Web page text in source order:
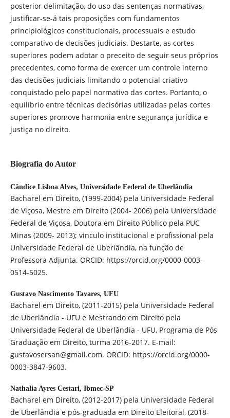
posterior delimitação, do uso das sentenças normativas,
justificar-se-á tais proposições com fundamentos
principiológicos constitucionais, processuais e estudo
comparativo de decisões judiciais. Destarte, as cortes
superiores podem adotar o preceito de seguir seus próprios
precedentes, como forma de exercer um controle interno
das decisões judiciais limitando o potencial criativo
conquistado pelo papel normativo das cortes. Portanto, o
equilíbrio entre técnicas decisórias utilizadas pelas cortes
superiores promove harmonia entre segurança jurídica e
justiça no direito.
Biografia do Autor
Cândice Lisboa Alves, Universidade Federal de Uberlândia
Bacharel em Direito, (1999-2004) pela Universidade Federal
de Viçosa, Mestre em Direito (2004- 2006) pela Universidade
Federal de Viçosa, Doutora em Direito Público pela PUC
Minas (2009- 2013); vinculo institucional e profissional pela
Universidade Federal de Uberlândia, na função de
Professora Adjunta. ORCID: https://orcid.org/0000-0003-
0514-5025.
Gustavo Nascimento Tavares, UFU
Bacharel em Direito, (2011-2015) pela Universidade Federal
de Uberlândia - UFU e Mestrando em Direito pela
Universidade Federal de Uberlândia - UFU, Programa de Pós
Graduação em Direito, turma 2016-2017. E-mail:
gustavosersan@gmail.com. ORCID: https://orcid.org/0000-
0003-3847-9603.
Nathalia Ayres Cestari, Ibmec-SP
Bacharel em Direito, (2012-2017) pela Universidade Federal
de Uberlândia e pós-graduada em Direito Eleitoral, (2018-